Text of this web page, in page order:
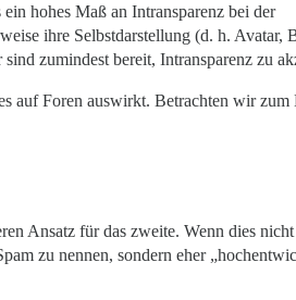
hohes Maß an Intransparenz bei der
ihre Selbstdarstellung (d. h. Avatar,
zumindest bereit, Intransparenz zu
auf Foren auswirkt. Betrachten wir zum
Ansatz für das zweite. Wenn dies nicht
zu nennen, sondern eher